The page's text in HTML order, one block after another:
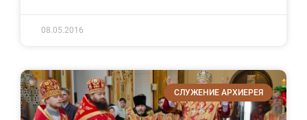
08.05.2016
СЛУЖЕНИЕ АРХИЕРЕЯ